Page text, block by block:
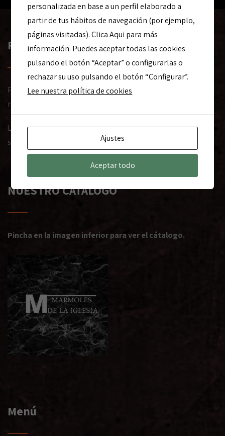
PIDE PRESUPUESTO
Pide tu presupuesto por teléfono, correo electrónico o en
nuestras oficinas al lado del cementerio.
La atención y la experiencia son muy importantes en la
situación más triste que vivimos cuando un ser querido se va.
NUESTRO CATÁLOGO
Pincha en la imagen inferior para ver el cátalogo.
Menú
personalizada en base a un perfil elaborado a
partir de tus hábitos de navegación (por ejemplo,
páginas visitadas). Clica Aqui para más
información. Puedes aceptar todas las cookies
pulsando el botón “Aceptar” o configurarlas o
rechazar su uso pulsando el botón “Configurar”.
Lee nuestra política de cookies
Ajustes
Aceptar todo